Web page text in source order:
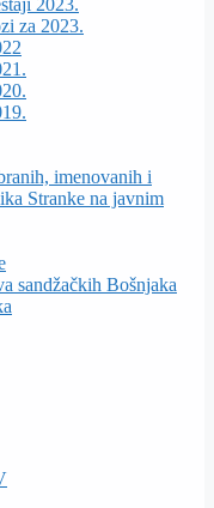
2023.
za 2023.
imenovanih i
Stranke na javnim
sandžačkih Bošnjaka